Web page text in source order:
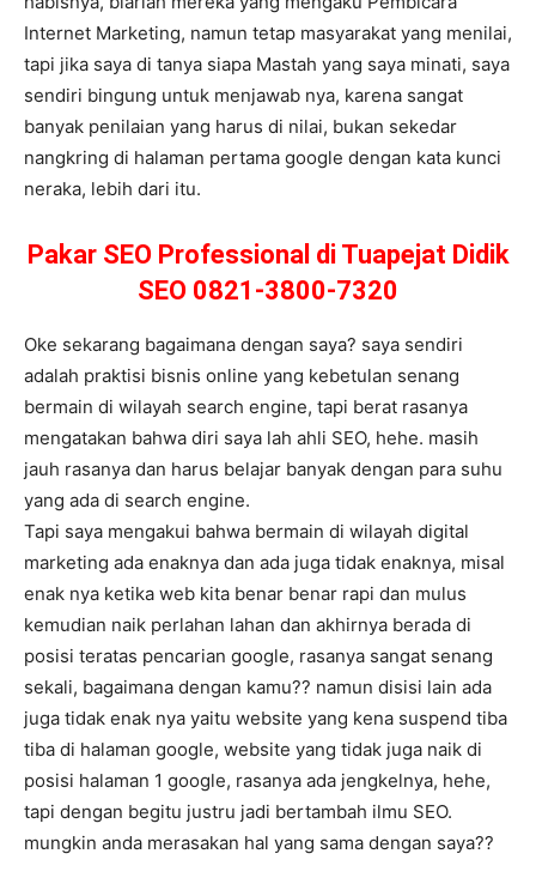
Internet Marketing, namun tetap masyarakat yang menilai,
tapi jika saya di tanya siapa Mastah yang saya minati, saya
sendiri bingung untuk menjawab nya, karena sangat
banyak penilaian yang harus di nilai, bukan sekedar
nangkring di halaman pertama google dengan kata kunci
neraka, lebih dari itu.
Pakar SEO Professional di Tuapejat Didik
SEO 0821-3800-7320
Oke sekarang bagaimana dengan saya? saya sendiri
adalah praktisi bisnis online yang kebetulan senang
bermain di wilayah search engine, tapi berat rasanya
mengatakan bahwa diri saya lah ahli SEO, hehe. masih
jauh rasanya dan harus belajar banyak dengan para suhu
yang ada di search engine.
Tapi saya mengakui bahwa bermain di wilayah digital
marketing ada enaknya dan ada juga tidak enaknya, misal
enak nya ketika web kita benar benar rapi dan mulus
kemudian naik perlahan lahan dan akhirnya berada di
posisi teratas pencarian google, rasanya sangat senang
sekali, bagaimana dengan kamu?? namun disisi lain ada
juga tidak enak nya yaitu website yang kena suspend tiba
tiba di halaman google, website yang tidak juga naik di
posisi halaman 1 google, rasanya ada jengkelnya, hehe,
tapi dengan begitu justru jadi bertambah ilmu SEO.
mungkin anda merasakan hal yang sama dengan saya??